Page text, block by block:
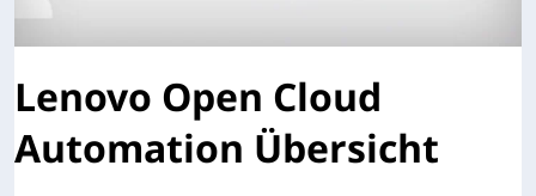
Lenovo Open Cloud
Automation Übersicht